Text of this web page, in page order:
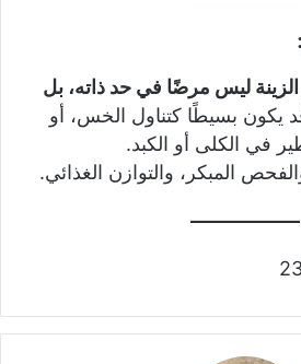
الزينة ليس مرضًا في حد ذاته، بل
يكون بسيطًا كتناول الخس، أو
في الكلى أو الكبد.
المبكر، والتوازن الغذائي.